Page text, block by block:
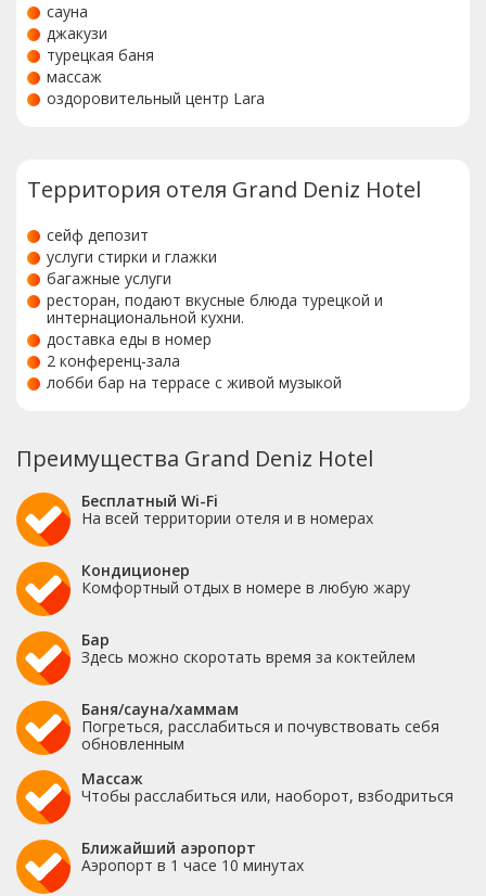
сауна
джакузи
турецкая баня
массаж
оздоровительный центр Lara
Территория отеля Grand Deniz Hotel
сейф депозит
услуги стирки и глажки
багажные услуги
ресторан, подают вкусные блюда турецкой и
интернациональной кухни.
доставка еды в номер
2 конференц-зала
лобби бар на террасе с живой музыкой
Преимущества Grand Deniz Hotel
Бесплатный Wi-Fi
На всей территории отеля и в номерах
Кондиционер
Комфортный отдых в номере в любую жару
Бар
Здесь можно скоротать время за коктейлем
Баня/сауна/хаммам
Погреться, расслабиться и почувствовать себя
обновленным
Массаж
Чтобы расслабиться или, наоборот, взбодриться
Ближайший аэропорт
Аэропорт в 1 часе 10 минутах